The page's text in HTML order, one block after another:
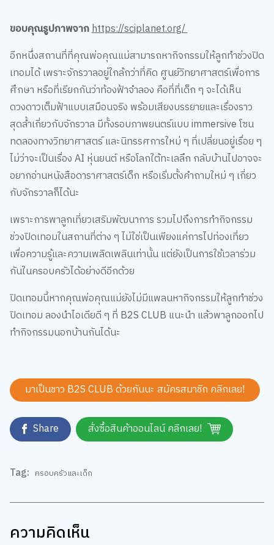
อีกหนึ่งสถานที่ที่คุณพ่อคุณแม่สามารถหากิจกรรมให้ลูกทำช่วงปิด
เทอมได้ เพราะจักรวาลอยู่ใกล้กว่าที่คิด ศูนย์วิทยาศาสตร์เพื่อการ
ศึกษา หรือที่เรียกกันว่าท้องฟ้าจำลอง คือที่ที่เด็ก ๆ จะได้เห็น
ดวงดาวเต็มฟ้าแบบเสมือนจริง พร้อมเสียงบรรยายและเรื่องราว
สุดล้ำเกี่ยวกับจักรวาล มีทั้งรอบภาพยนตร์แบบ immersive โซน
ทดลองทางวิทยาศาสตร์ และนิทรรศการใหม่ ๆ ที่เปลี่ยนอยู่เรื่อย ๆ
ไม่ว่าจะเป็นเรื่อง AI หุ่นยนต์ หรือโลกใต้ทะเลลึก กลับบ้านไปอาจจะ
อยากอ่านหนังสือดาราศาสตร์เด็ก หรือเริ่มตั้งคำถามใหม่ ๆ เกี่ยว
กับจักรวาลก็ได้นะ
เพราะการพาลูกเที่ยวเสริมพัฒนาการ รวมไปถึงการทำกิจกรรม
ช่วงปิดเทอมในสถานที่ต่าง ๆ ไม่ใช่เป็นเพียงแค่การไปท่องเที่ยว
เพื่อความรู้และความเพลิดเพลินเท่านั้น แต่ยังเป็นการใช้เวลาร่วม
กันในครอบครัวได้อย่างดีอีกด้วย
ปิดเทอมนี้หากคุณพ่อคุณแม่ยังไม่มีแพลนหากิจกรรมให้ลูกทำช่วง
ปิดเทอม ลองนำไอเดียดี ๆ ที่ B2S CLUB แนะนำ แล้วพาลูกออกไป
ทำกิจกรรมนอกบ้านกันได้นะ
มาเป็นชาว B2S CLUB ด้วยกันนะ สมัครสมาชิกคลิกเลย!
Share สั่งซื้อสินค้าออนไลน์ คลิกเลย!
ความคิดเห็น
เราใช้คุกกี้เพื่อเพิ่มประสบการณ์ที่ดีในการใช้เว็บไซต์ แสดงเนื้อหาและโฆษณาให้
ว่าผู้ใช้งานมาจากที่ใด คุณสามารถเลือกตั้งค่าความยินยอมการใช้คุกกี้ได้ โดย
คลิก “การตั้งค่าคุกกี้”
ยอมรับทั้งหมด